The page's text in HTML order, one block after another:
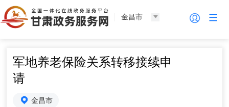
金昌市
军地养老保险关系转移接续申
请
金昌市